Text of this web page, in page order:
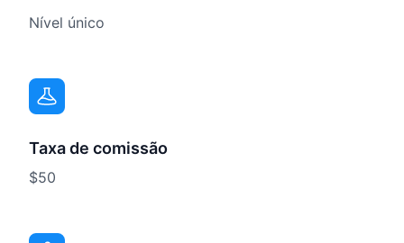
Nível único
Taxa de comissão
$50